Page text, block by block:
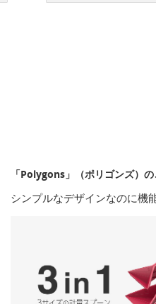
「Polygons」（ポリゴンズ）の
シンプルなデザインなのに機能